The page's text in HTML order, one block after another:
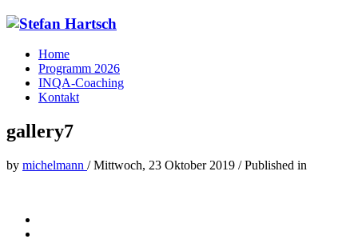
Home
Programm 2026
INQA-Coaching
Kontakt
gallery7
by michelmann /Mittwoch, 23 Oktober 2019 /Published in